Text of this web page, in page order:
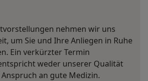
nehmen wir uns
um Sie und Ihre Anliegen in Ruhe
Ein verkürzter Termin
weder unserer Qualität
an gute Medizin.